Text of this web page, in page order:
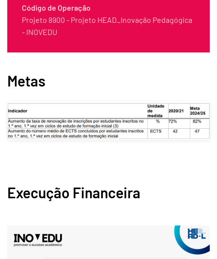
Código de Operação
Projeto 8900 - Projeto HEAD_Inovação Pedagógica
- INOVEDU
Metas
Execução Financeira